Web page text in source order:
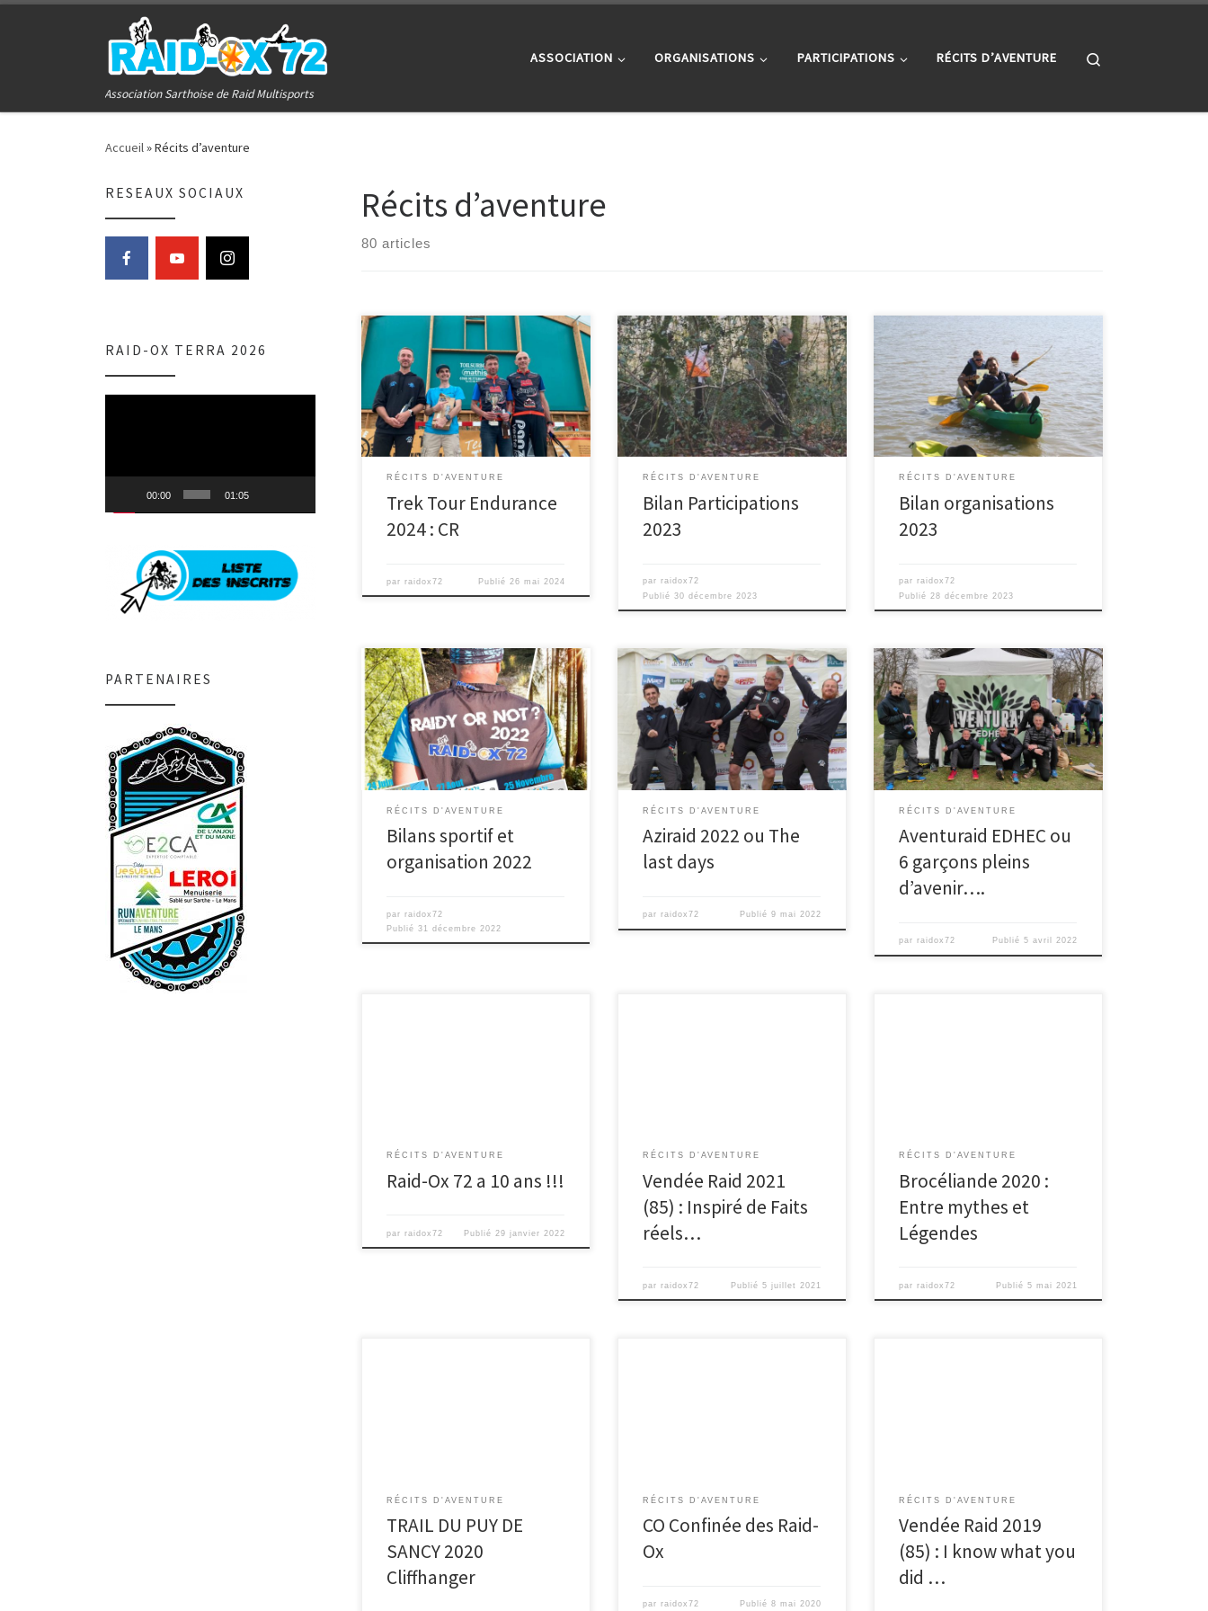
Association Sarthoise de Raid Multisports
ASSOCIATION ORGANISATIONS PARTICIPATIONS RÉCITS D’AVENTURE
Accueil»Récits d’aventure
Récits d’aventure
80 articles
TTE 2024 : Hold Up 1er raid – et peut-
être le dernier – de la saison… En
effet, ça ne se bouscule […]
RÉCITS D'AVENTURE
Trek Tour Endurance
2024 : CR
parraidox72 Publié 26 mai 2024
En cette année 2023, les Raid-Ox 72
ont été présents sur de nombreux
événements Sarthois, régionaux et
même nationaux… […]
RÉCITS D'AVENTURE
Bilan Participations
2023
parraidox72
Publié30 décembre 2023
Tout d’abord, notre Raid-Ox Famille
qui a permis aux enfants et à leurs
parents de s’amuser à chercher des
balises. […]
RÉCITS D'AVENTURE
Bilan organisations
2023
parraidox72
Publié 28 décembre 2023
RÉCITS D'AVENTURE
Bilans sportif et
organisation 2022
parraidox72
Publié31 décembre 2022
L’armada bleu et noir s’est organisée
pour venir en force et montrer le
maillot pour la tournée d’adieu des
potos […]
RÉCITS D'AVENTURE
Aziraid 2022 ou The
last days
parraidox72 Publié 9 mai 2022
La saison de chasse prenant fin, les
amis de la nature sont de retour en
forêt et pas n’importe laquelle […]
RÉCITS D'AVENTURE
Aventuraid EDHEC ou
6 garçons pleins
d’avenir….
parraidox72 Publié 5 avril 2022
RÉCITS D'AVENTURE
Raid-Ox 72 a 10 ans !!!
parraidox72 Publié 29 janvier 2022
RÉCITS D'AVENTURE
Vendée Raid 2021
(85) : Inspiré de Faits
réels…
parraidox72 Publié 5 juillet 2021
RÉCITS D'AVENTURE
Brocéliande 2020 :
Entre mythes et
Légendes
parraidox72 Publié 5 mai 2021
RÉCITS D'AVENTURE
TRAIL DU PUY DE
SANCY 2020
Cliffhanger
RÉCITS D'AVENTURE
CO Confinée des Raid-
Ox
parraidox72 Publié 8 mai 2020
RÉCITS D'AVENTURE
Vendée Raid 2019
(85) : I know what you
did …
RESEAUX SOCIAUX
RAID-OX TERRA 2026
00:00 01:05
PARTENAIRES